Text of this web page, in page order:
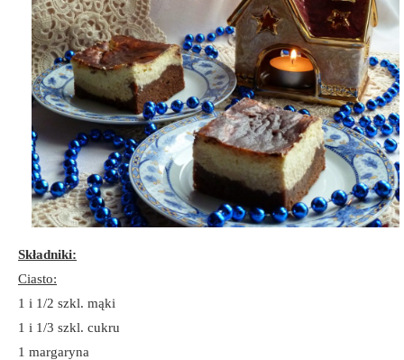
Składniki:
Ciasto:
1 i 1/2 szkl. mąki
1 i 1/3 szkl. cukru
1 margaryna